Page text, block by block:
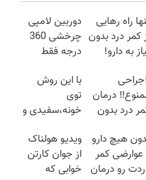
راه رهایی
کمر درد بدون
به دارو!
دوربین لامپی
چرخشی 360
درجه فقط
🔥 پرداخت
درب منزل
درمان
درد بدون
با این روش
توی
خونه،سفیدی و
برگردون
(40%off)
هیچ دارو
عوارضی کمر
رو درمان
ویدیو هولناک
از جوان کارتن
خوابی که